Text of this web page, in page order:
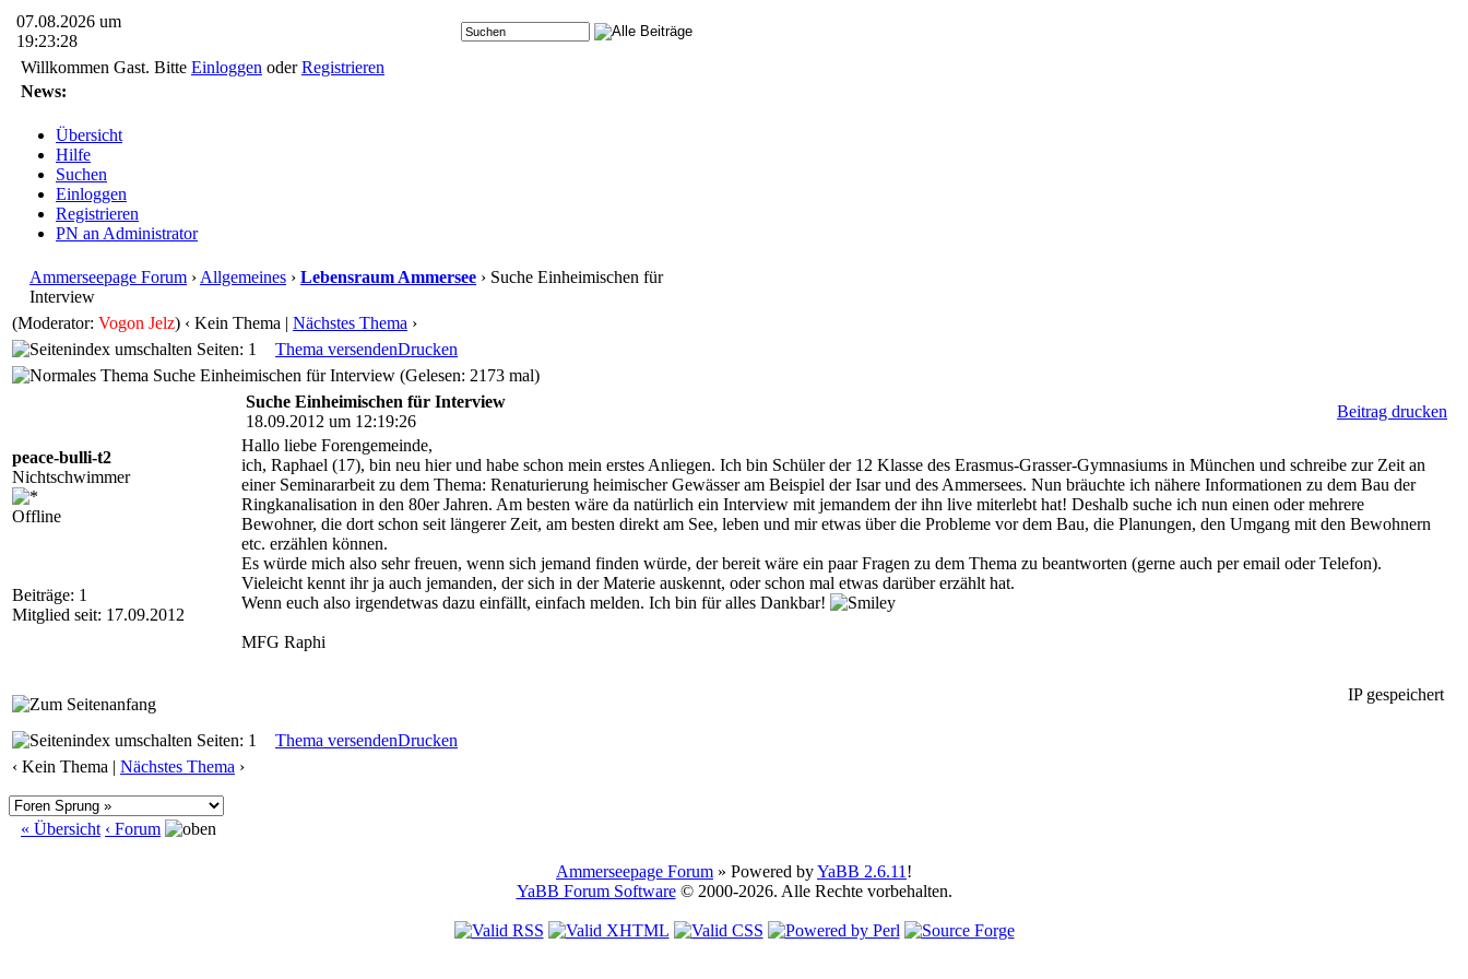
07.08.2026 um
19:23:28
Willkommen Gast. Bitte Einloggen oderRegistrieren
News:
Übersicht
Hilfe
Suchen
Einloggen
Registrieren
PN an Administrator
Ammerseepage Forum › Allgemeines › Lebensraum Ammersee › Suche Einheimischen für
Interview
(Moderator: Vogon Jelz) ‹ Kein Thema | Nächstes Thema ›
Seiten: 1
Thema versendenDrucken
Suche Einheimischen für Interview (Gelesen: 2173 mal)
peace-bulli-t2
Nichtschwimmer
Offline
Beiträge: 1
Mitglied seit: 17.09.2012
Suche Einheimischen für Interview
18.09.2012 um 12:19:26
Beitrag drucken
Hallo liebe Forengemeinde,
ich, Raphael (17), bin neu hier und habe schon mein erstes Anliegen. Ich bin Schüler der 12 Klasse des Erasmus-Grasser-Gymnasiums in München und schreibe zur Zeit an
einer Seminararbeit zu dem Thema: Renaturierung heimischer Gewässer am Beispiel der Isar und des Ammersees. Nun bräuchte ich nähere Informationen zu dem Bau der
Ringkanalisation in den 80er Jahren. Am besten wäre da natürlich ein Interview mit jemandem der ihn live miterlebt hat! Deshalb suche ich nun einen oder mehrere
Bewohner, die dort schon seit längerer Zeit, am besten direkt am See, leben und mir etwas über die Probleme vor dem Bau, die Planungen, den Umgang mit den Bewohnern
etc. erzählen können.
Es würde mich also sehr freuen, wenn sich jemand finden würde, der bereit wäre ein paar Fragen zu dem Thema zu beantworten (gerne auch per email oder Telefon).
Vieleicht kennt ihr ja auch jemanden, der sich in der Materie auskennt, oder schon mal etwas darüber erzählt hat.
Wenn euch also irgendetwas dazu einfällt, einfach melden. Ich bin für alles Dankbar!
MFG Raphi
IP gespeichert
Seiten: 1 Thema versendenDrucken
‹ Kein Thema | Nächstes Thema ›
« Übersicht ‹ Forum
Ammerseepage Forum » Powered byYaBB 2.6.11 !
YaBB Forum Software© 2000-2026. Alle Rechte vorbehalten.